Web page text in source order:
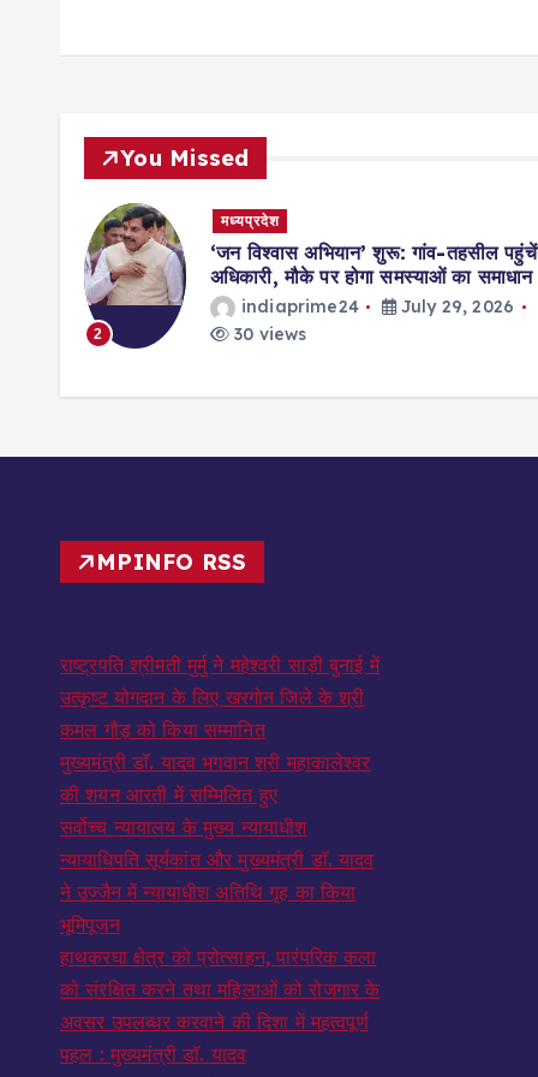
You Missed
2
मध्यप्रदेश
‘जन विश्वास अभियान’ शुरू: गांव-तहसील
अधिकारी, मौके पर होगा समस्याओं का समाधान
indiaprime24
July 29, 2026
30 views
MPINFO RSS
राष्ट्रपति श्रीमती मुर्मु ने महेश्वरी साड़ी बुनाई में
उत्कृष्ट योगदान के लिए खरगोन जिले के श्री
कमल गौड़ को किया सम्मानित
मुख्यमंत्री डॉ. यादव भगवान श्री महाकालेश्‍वर
की शयन आरती में सम्मिलित हुए
सर्वोच्च न्यायालय के मुख्‍य न्‍यायाधीश
न्यायाधिपति सूर्यकांत और मुख्यमंत्री डॉ. यादव
ने उज्जैन में न्यायाधीश अतिथि गृह का किया
भूमिपूजन
हाथकरघा क्षेत्र को प्रोत्साहन, पारंपरिक कला
को संरक्षित करने तथा महिलाओं को रोजगार के
अवसर उपलब्धर करवाने की दिशा में महत्वपूर्ण
पहल : मुख्यमंत्री डॉ. यादव